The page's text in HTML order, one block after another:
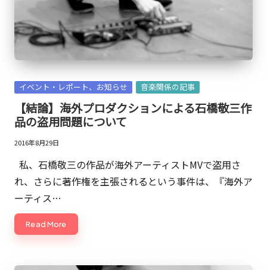
Posted
イベント・レポート、お知らせ 音楽関係の記事
【結論】海外プロダクションによる石橋敬三作
品の盗用問題について
2016年8月29日
私、石橋敬三の作品が海外アーティストMVで盗用さ
れ、さらに著作権を主張されるという事件は、『海外ア
ーティス…
Read More